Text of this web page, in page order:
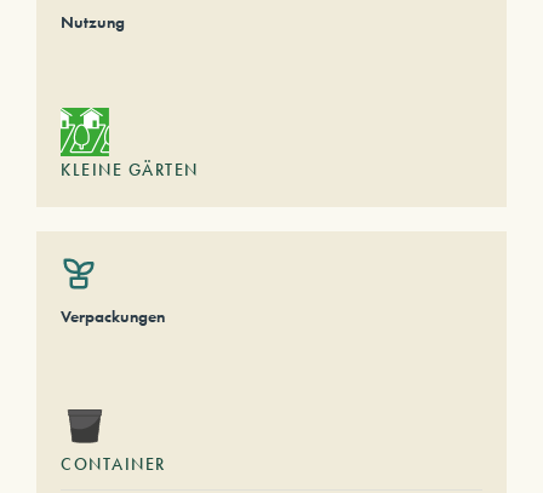
Nutzung
KLEINE GÄRTEN
Verpackungen
CONTAINER